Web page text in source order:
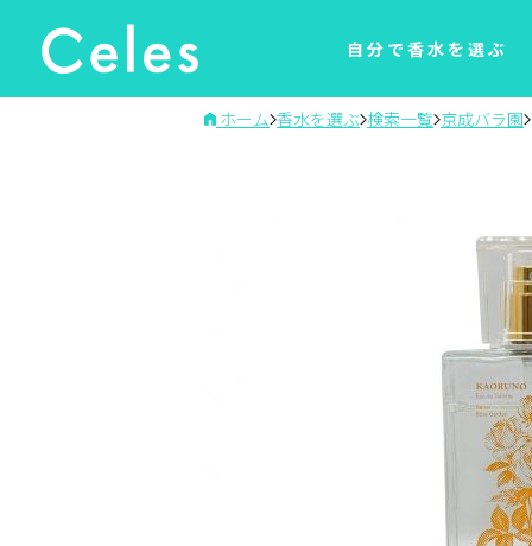
自分で香水を選ぶ
ホーム 香水を選ぶ 検索一覧 京成バラ園